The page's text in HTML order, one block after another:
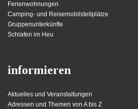
Ferienwohnungen
Camping- und Reisemobilstellplätze
Gruppenunterkünfte
Schlafen im Heu
informieren
Aktuelles und Veranstaltungen
Adressen und Themen von A bis Z